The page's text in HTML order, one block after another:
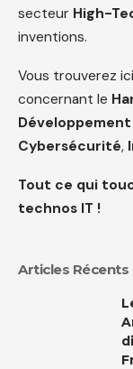
secteur High-
inventions.
Vous trouverez
concernant le
Développement
Cybersécurité,
Tout ce qui
technos IT !
Articles Récents